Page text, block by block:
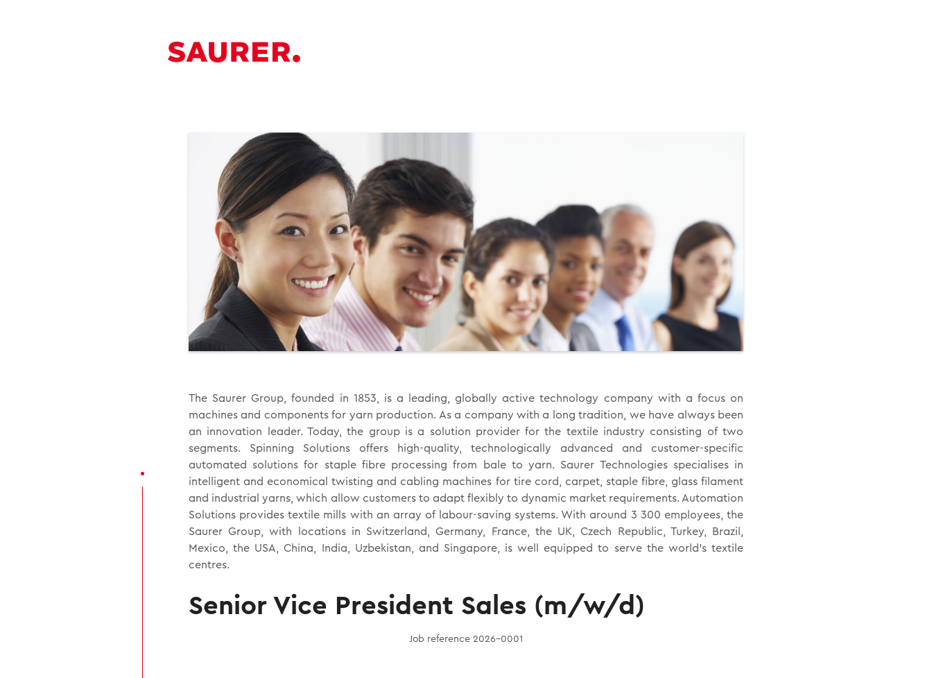
The Saurer Group, founded in 1853, is a leading, globally active technology company with a focus on
machines and components for yarn production. As a company with a long tradition, we have always been
an innovation leader. Today, the group is a solution provider for the textile industry consisting of two
segments. Spinning Solutions offers high-quality, technologically advanced and customer-specific
automated solutions for staple fibre processing from bale to yarn. Saurer Technologies specialises in
intelligent and economical twisting and cabling machines for tire cord, carpet, staple fibre, glass filament
and industrial yarns, which allow customers to adapt flexibly to dynamic market requirements. Automation
Solutions provides textile mills with an array of labour-saving systems. With around 3 300 employees, the
Saurer Group, with locations in Switzerland, Germany, France, the UK, Czech Republic, Turkey, Brazil,
Mexico, the USA, China, India, Uzbekistan, and Singapore, is well equipped to serve the world's textile
centres.
Senior Vice President Sales (m/w/d)
Job reference 2026-0001